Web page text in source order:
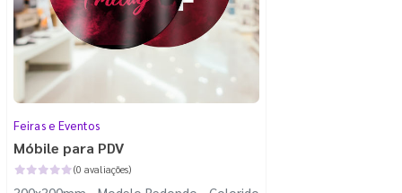
Feiras e Eventos
Móbile para PDV
(0 avaliações)